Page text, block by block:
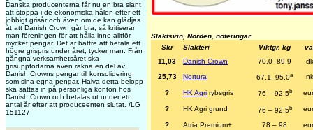
Danska producenterna får nu en bra slant
att stoppa i de ekonomiska hålen efter ett
jobbigt grisår och även om de kan glädjas
åt att Danish Crown går bra, så kritiserar
man föreningen för att hålla inne alltför
mycket pengar. Det är bättre att betala ett
högre grispris under året, tycker man. Från
gångna verksamhetsåret ska
grisuppfödarna även räkna en del av
Danish Crowns pengar till konsolidering
som sina egna pengar. Halva detta belopp
ska sättas in på personliga konton hos
Danish Crown och betalas ut under ett
antal år efter att produceenten slutat. /LG
151127
Slaktsvin, Norden, noteringar
Skr
Slakteri Viktgr. kg
11,03
Danish Crown 70,0–89,9
25,73
Nortura 67,1–95,0a
? HK Agri rybsgris 76 – 92,5b
? HK Agri grund 76 – 92,5b
? Atria Premium+ 78 – 98